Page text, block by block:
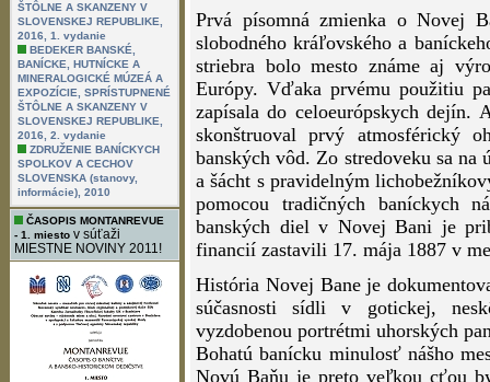
ŠTÔLNE A SKANZENY V
SLOVENSKEJ REPUBLIKE,
2016, 1. vydanie
BEDEKER BANSKÉ,
BANÍCKE, HUTNÍCKE A
MINERALOGICKÉ MÚZEÁ A
EXPOZÍCIE, SPRÍSTUPNENÉ
ŠTÔLNE A SKANZENY V
SLOVENSKEJ REPUBLIKE,
2016, 2. vydanie
ZDRUŽENIE BANÍCKYCH
SPOLKOV A CECHOV
SLOVENSKA (stanovy,
informácie), 2010
ČASOPIS MONTANREVUE
- 1. miesto v súťaži
MIESTNE NOVINY 2011!
Prvá písomná zmienka o Novej
slobodného kráľovského a
striebra bolo mesto známe aj
Európy. Vďaka prvému použitiu
zapísala do celoeurópskych
skonštruoval prvý atmosférický
banských vôd. Zo stredoveku sa
a šácht s pravidelným
pomocou tradičných baníckych
banských diel v Novej Bani je
financií zastavili 17. mája 1887 v
História Novej Bane je
súčasnosti sídli v gotickej,
vyzdobenou portrétmi uhorských
Bohatú banícku minulosť nášho
Novú Baňu je preto veľkou cťou